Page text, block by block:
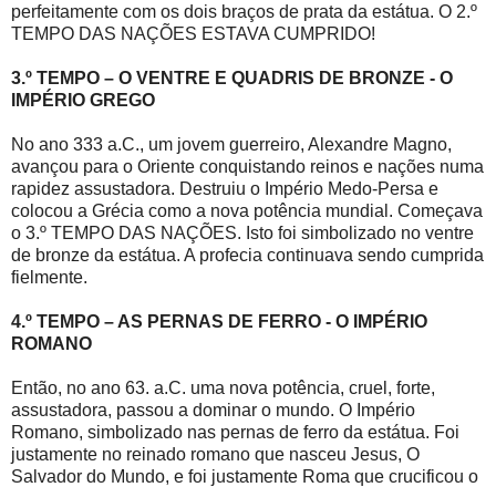
perfeitamente com os dois braços de prata da estátua. O 2.º
TEMPO DAS NAÇÕES ESTAVA CUMPRIDO!
3.º TEMPO – O VENTRE E QUADRIS DE BRONZE - O
IMPÉRIO GREGO
No ano 333 a.C., um jovem guerreiro, Alexandre Magno,
avançou para o Oriente conquistando reinos e nações numa
rapidez assustadora. Destruiu o Império Medo-Persa e
colocou a Grécia como a nova potência mundial. Começava
o 3.º TEMPO DAS NAÇÕES. Isto foi simbolizado no ventre
de bronze da estátua. A profecia continuava sendo cumprida
fielmente.
4.º TEMPO – AS PERNAS DE FERRO - O IMPÉRIO
ROMANO
Então, no ano 63. a.C. uma nova potência, cruel, forte,
assustadora, passou a dominar o mundo. O Império
Romano, simbolizado nas pernas de ferro da estátua. Foi
justamente no reinado romano que nasceu Jesus, O
Salvador do Mundo, e foi justamente Roma que crucificou o